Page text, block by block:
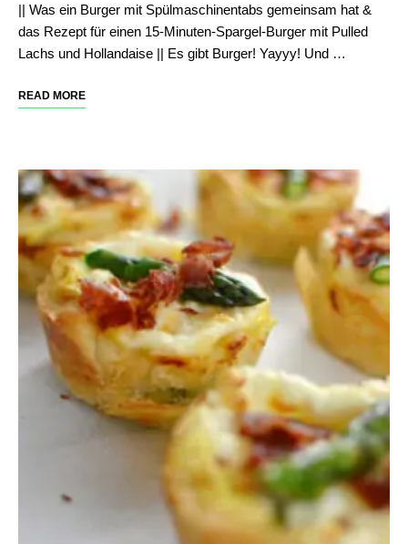
|| Was ein Burger mit Spülmaschinentabs gemeinsam hat &
das Rezept für einen 15-Minuten-Spargel-Burger mit Pulled
Lachs und Hollandaise || Es gibt Burger! Yayyy! Und …
READ MORE